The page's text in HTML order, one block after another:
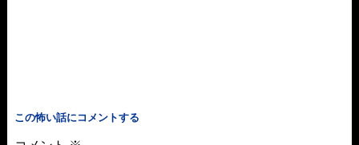
この怖い話にコメントする